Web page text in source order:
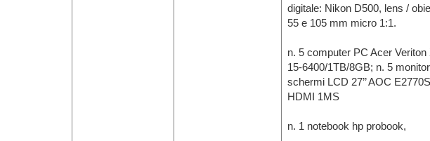
digitale: Nikon D500, lens /
55 e 105 mm micro 1:1.
n. 5 computer PC Acer Veriton
15-6400/1TB/8GB; n. 5
schermi LCD 27’’ AOC
HDMI 1MS
n. 1 notebook hp probook,